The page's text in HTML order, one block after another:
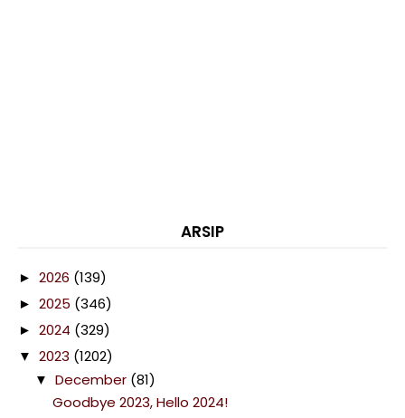
ARSIP
► 2026 (139)
► 2025 (346)
► 2024 (329)
▼ 2023 (1202)
▼ December (81)
Goodbye 2023, Hello 2024!